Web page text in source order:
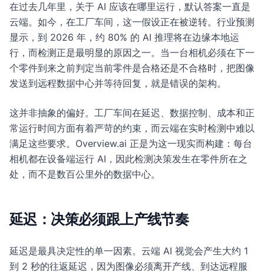
在过去几年里，关于 AI 应该在哪里运行，默认答案一直是
云端。如今，在工厂车间，这一假设正在被逆转。行业预测
显示，到 2026 年，约 80% 的 AI 推理将在边缘本地运
行，而检测正是最明显的原因之一。当一台相机必须在下一
个零件到来之前判定当前零件是合格还是不合格时，把图像
发送到远程数据中心并等待回复，就是错误的架构。
这并非抽象的偏好。工厂车间在延迟、数据控制、成本和正
常运行时间方面有着严苛的约束，而云端在实时检测中难以
满足这些要求。Overview.ai 正是为这一现实而构建：每台
相机都在设备端运行 AI，因此检测决策发生在零件所在之
处，而不是数百公里外的数据中心。
延迟：决策必须跟上产线节奏
延迟是最具决定性的单一因素。云端 AI 视觉会产生大约 1
到 2 秒的往返延迟，因为图像必须离开产线、到达远程服